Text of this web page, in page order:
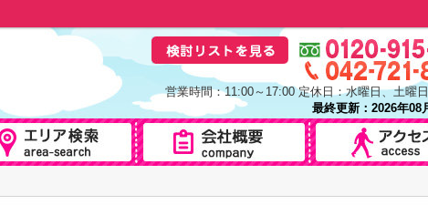
営業時間：11:00～17:00 定休日：水曜日、土曜
最終更新：2026年08